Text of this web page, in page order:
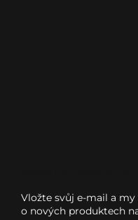
Vložte svůj e-mail a
o nových produktech